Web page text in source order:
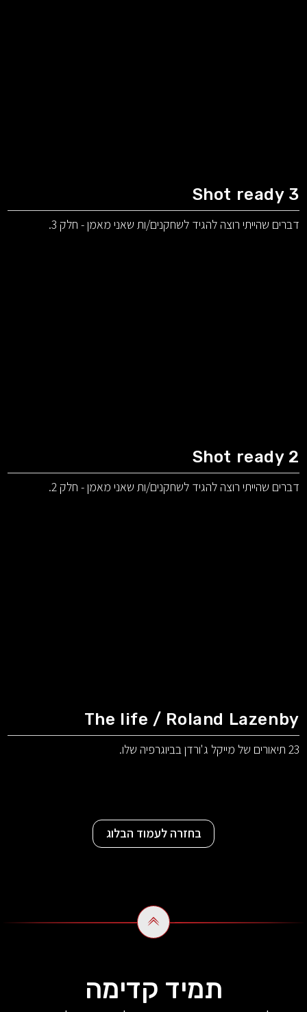
Shot ready 3
דברים שהייתי רוצה להגיד לשחקנים/ות שאני מאמן - חלק 3.
Shot ready 2
דברים שהייתי רוצה להגיד לשחקנים/ות שאני מאמן - חלק 2.
The life / Roland Lazenby
23 תיאורים של מייקל ג'ורדן בביוגרפיה שלו.
בחזרה לעמוד הבלוג
תמיד קדימה